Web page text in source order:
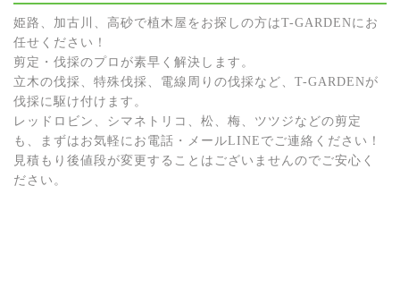
姫路、加古川、高砂で植木屋をお探しの方はT-GARDENにお
任せください！
剪定・伐採のプロが素早く解決します。
立木の伐採、特殊伐採、電線周りの伐採など、T-GARDENが
伐採に駆け付けます。
レッドロビン、シマネトリコ、松、梅、ツツジなどの剪定
も、まずはお気軽にお電話・メールLINEでご連絡ください！
見積もり後値段が変更することはございませんのでご安心く
ださい。